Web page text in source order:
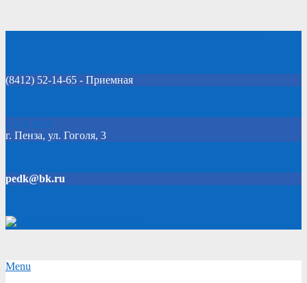
(8412) 52-14-65 - Приемная
Click Here
г. Пенза, ул. Гоголя, 3
pedk@bk.ru
Secondary
Menu